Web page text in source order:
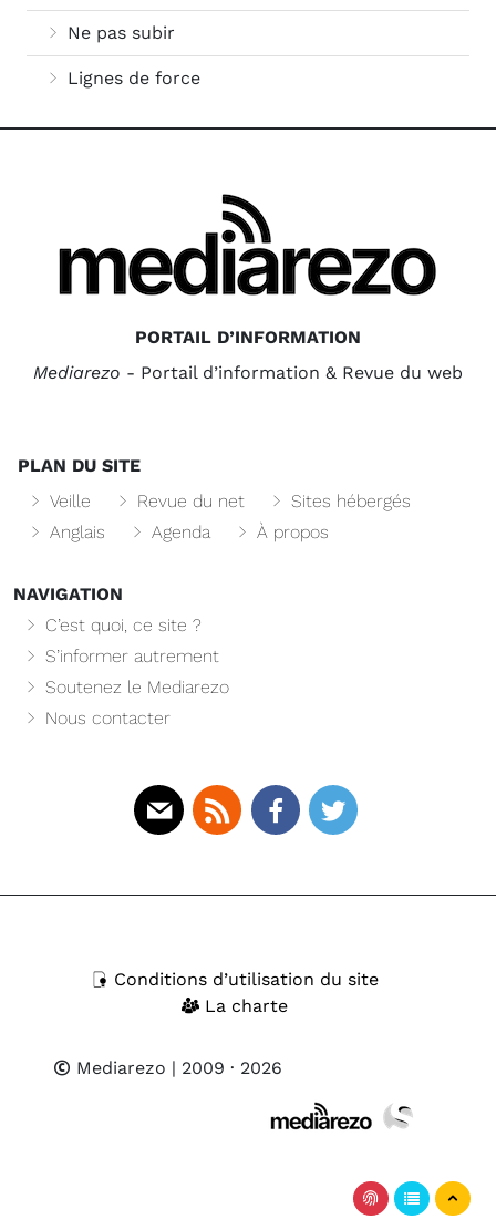
Ne pas subir
Lignes de force
PORTAIL D’INFORMATION
Mediarezo - Portail d’information & Revue du web
PLAN DU SITE
Veille
Revue du net
Sites hébergés
Anglais
Agenda À propos
NAVIGATION
C’est quoi, ce site ?
S’informer autrement
Soutenez le Mediarezo
Nous contacter
Conditions d’utilisation du site
La charte
Mediarezo | 2009 · 2026